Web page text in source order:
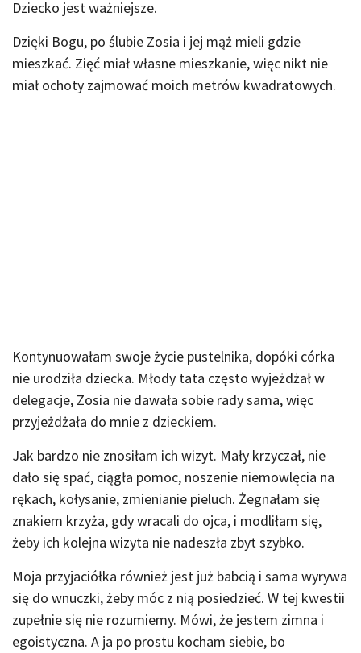
Dziecko jest ważniejsze.
Dzięki Bogu, po ślubie Zosia i jej mąż mieli gdzie
mieszkać. Zięć miał własne mieszkanie, więc nikt nie
miał ochoty zajmować moich metrów kwadratowych.
Kontynuowałam swoje życie pustelnika, dopóki córka
nie urodziła dziecka. Młody tata często wyjeżdżał w
delegacje, Zosia nie dawała sobie rady sama, więc
przyjeżdżała do mnie z dzieckiem.
Jak bardzo nie znosiłam ich wizyt. Mały krzyczał, nie
dało się spać, ciągła pomoc, noszenie niemowlęcia na
rękach, kołysanie, zmienianie pieluch. Żegnałam się
znakiem krzyża, gdy wracali do ojca, i modliłam się,
żeby ich kolejna wizyta nie nadeszła zbyt szybko.
Moja przyjaciółka również jest już babcią i sama wyrywa
się do wnuczki, żeby móc z nią posiedzieć. W tej kwestii
zupełnie się nie rozumiemy. Mówi, że jestem zimna i
egoistyczna. A ja po prostu kocham siebie, bo